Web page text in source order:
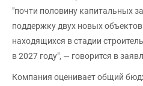
"почти половину капитальных
поддержку двух новых
находящихся в стадии
в 2027 году", — говорится в
Компания оценивает общий